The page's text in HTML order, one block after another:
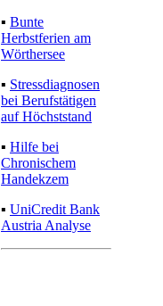
▪ Bunte
Herbstferien am
Wörthersee
▪ Stressdiagnosen
bei Berufstätigen
auf Höchststand
▪ Hilfe bei
Chronischem
Handekzem
▪ UniCredit Bank
Austria Analyse